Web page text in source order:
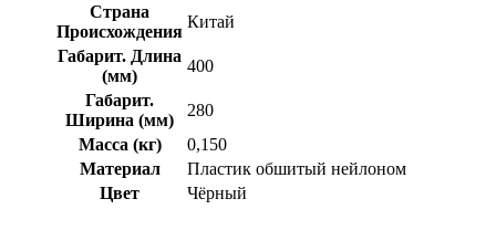
Страна
Происхождения
Китай
Габарит. Длина
(мм)
400
Габарит.
Ширина (мм)
280
Масса (кг)
0,150
Материал
Пластик обшитый нейлоном
Цвет
Чёрный